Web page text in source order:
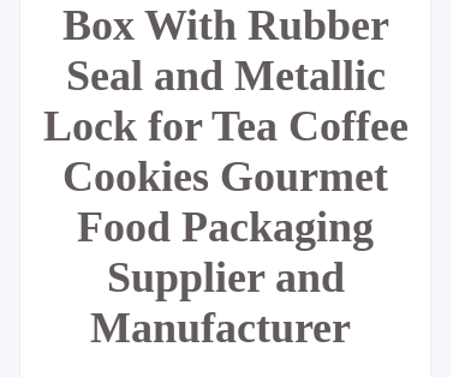
Box With Rubber
Seal and Metallic
Lock for Tea Coffee
Cookies Gourmet
Food Packaging
Supplier and
Manufacturer